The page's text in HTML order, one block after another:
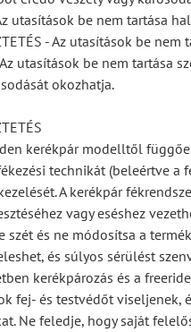
utasítások be nem tartása
- Az utasítások be
Az utasítások be nem tartása
okozhatja.
kerékpár modelltől
technikát (beleértve a
A kerékpár
vagy eséshez
szét és ne módosítsa a
és súlyos sérülést
kerékpározás és a
fej- és testvédőt viseljenek,
Ne feledje, hogy saját